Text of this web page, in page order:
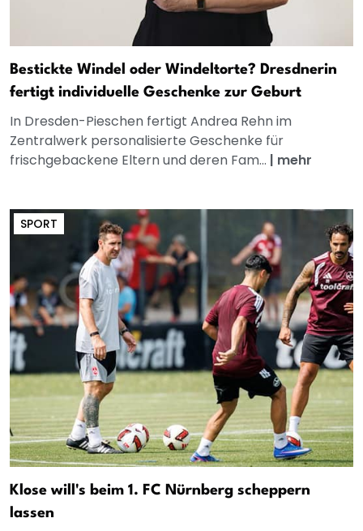
Bestickte Windel oder Windeltorte? Dresdnerin
fertigt individuelle Geschenke zur Geburt
In Dresden-Pieschen fertigt Andrea Rehn im
Zentralwerk personalisierte Geschenke für
frischgebackene Eltern und deren Fam... | mehr
SPORT
Klose will's beim 1. FC Nürnberg scheppern
lassen